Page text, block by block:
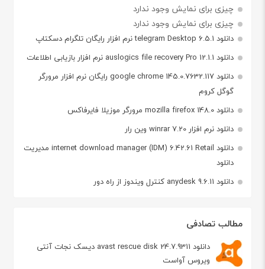
چیزی برای نمایش وجود ندارد
چیزی برای نمایش وجود ندارد
دانلود telegram Desktop 6.5.1 نرم افزار رایگان تلگرام دسکتاپ
دانلود auslogics file recovery Pro 12.1.1 نرم افزار بازیابی اطلاعات
دانلود google chrome 145.0.7632.117 رایگان نرم افزار مرورگر
گوگل کروم
دانلود mozilla firefox 148.0 مرورگر موزیلا فایرفاکس
دانلود نرم افزار winrar 7.20 وین رار
دانلود internet download manager (IDM) 6.42.61 Retail مدیریت
دانلود
دانلود anydesk 9.6.11 کنترل ویندوز از راه دور
مطالب تصادفی
دانلود avast rescue disk 24.7.9311 دیسک نجات آنتی
ویروس آواست